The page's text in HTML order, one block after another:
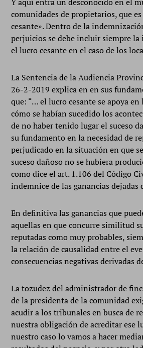
comunidades de propietarios, que
cesante». Dentro de la
perjuicios se debe incluir siempre
el lucro cesante en el caso de los
La Sentencia de la Audiencia
26-2-2019 explica en en sus
que: “… el lucro cesante se apoya
cómo se habían sucedido los
de no haber tenido lugar el suceso
su fundamento en la necesidad de
perjudicado en la situación en que
suceso dañoso no se hubiera
como dice el art. 1.106 del Código
indemnice de las ganancias dejadas
En definitiva las ganancias que
aquellas en que concurre similitud
reputadas como muy probables,
la relación de causalidad entre el
consecuencias negativas derivadas
La tozudez del administrador de
de la presidenta de la comunidad
acudir a los tribunales en busca de
nuestra obligación de acreditar ese
nuestro caso lo vamos a hacer